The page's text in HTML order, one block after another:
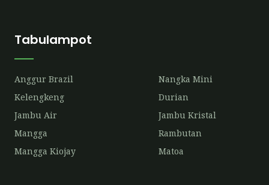
Tabulampot
Anggur Brazil
Kelengkeng
Jambu Air
Mangga
Mangga Kiojay
Nangka Mini
Durian
Jambu Kristal
Rambutan
Matoa